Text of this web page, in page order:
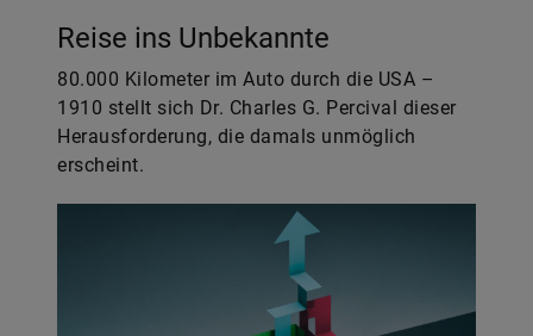
Reise ins Unbekannte
80.000 Kilometer im Auto durch die USA –
1910 stellt sich Dr. Charles G. Percival dieser
Herausforderung, die damals unmöglich
erscheint.